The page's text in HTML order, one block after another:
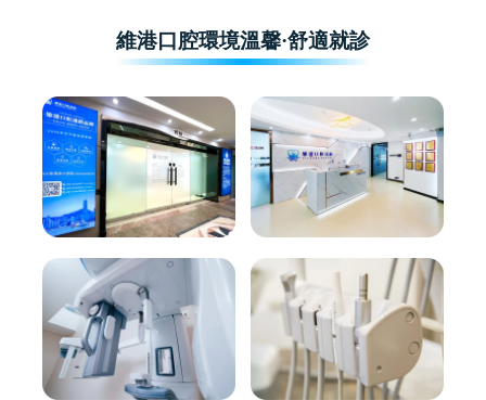
維港口腔環境溫馨·舒適就診